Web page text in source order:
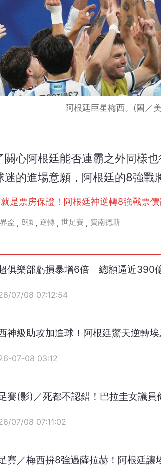
阿根廷巨星梅西。(圖／
心阿根廷能否連霸之外同樣
的進場意願，阿根廷的8強戰
是票房保證！阿根廷神逆轉8強戰票
盃 , 8強 , 逆轉 , 世足賽 , 費南德斯
俱樂部虧損暴增6倍 總額逼近390
07/08 07:12:54
神級助攻加進球！阿根廷驚天逆轉
07-08 03:12
賽(影)／死都不認錯！巴拉圭女議
07/08 07:11:02
賽／梅西拚8強遇薩拉赫！阿根廷讓